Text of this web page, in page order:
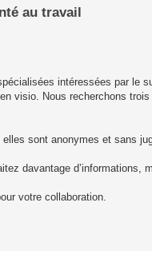
au travail
intéressées par le
visio. Nous recherchons
sont anonymes et sans
davantage
votre collaboration.